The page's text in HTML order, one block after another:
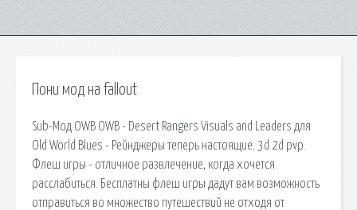
Пони мод на fallout
Sub-Мод OWB OWB - Desert Rangers Visuals and Leaders для
Old World Blues - Рейнджеры теперь настоящие. 3d 2d pvp.
Флеш игры - отличное развлечение, когда хочется
расслабиться. Бесплатны флеш игры дадут вам возможность
отправиться во множество путешествий не отходя от